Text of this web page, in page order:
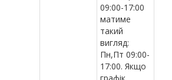
09:00-17:00
матиме
такий
вигляд:
Пн,Пт 09:00-
17:00. Якщо